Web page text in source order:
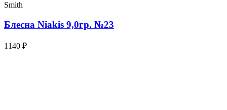
Smith
Блесна Niakis 9,0гр. №23
1140 ₽